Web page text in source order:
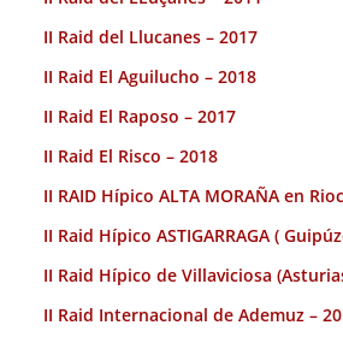
II Raid del Llucanes – 2017
II Raid El Aguilucho – 2018
II Raid El Raposo – 2017
II Raid El Risco – 2018
II RAID Hípico ALTA MORAÑA en
II Raid Hípico ASTIGARRAGA (
II Raid Hípico de Villaviciosa
II Raid Internacional de Ademuz –